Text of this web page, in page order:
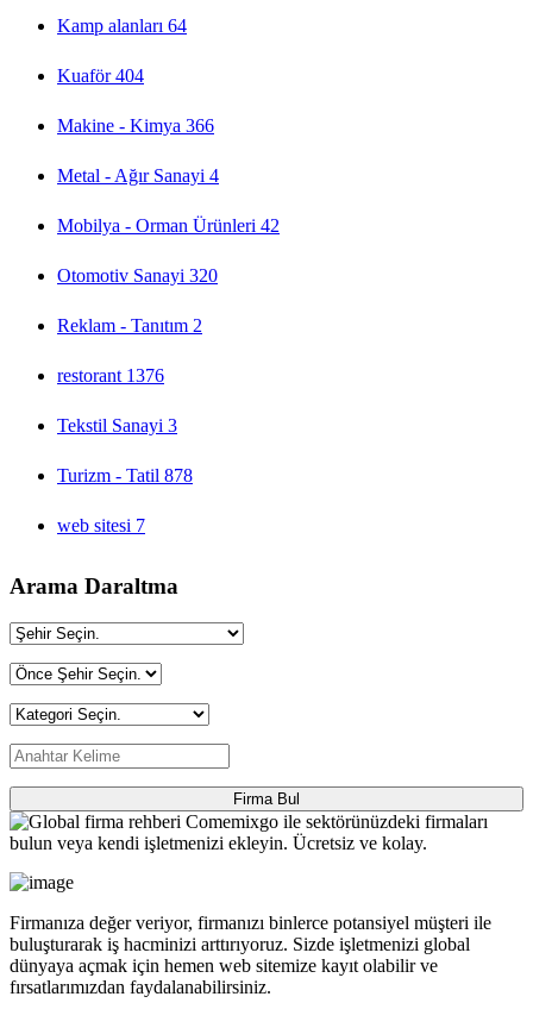
Kamp alanları 64
Kuaför404
Makine - Kimya 366
Metal - Ağır Sanayi 4
Mobilya - Orman Ürünleri 42
Otomotiv Sanayi 320
Reklam - Tanıtım 2
restorant 1376
Tekstil Sanayi 3
Turizm - Tatil 878
web sitesi 7
Arama Daraltma
Firma Bul
Firmanıza değer veriyor, firmanızı binlerce potansiyel müşteri ile
buluşturarak iş hacminizi arttırıyoruz. Sizde işletmenizi global
dünyaya açmak için hemen web sitemize kayıt olabilir ve
fırsatlarımızdan faydalanabilirsiniz.